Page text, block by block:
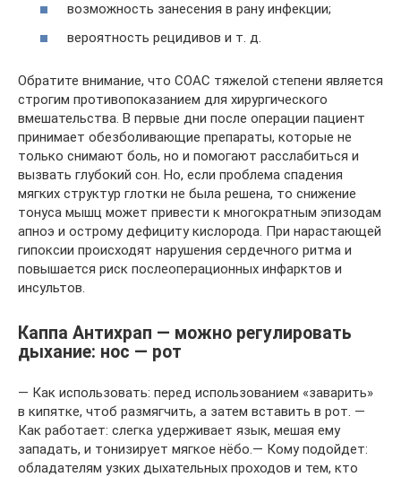
возможность занесения в рану инфекции;
вероятность рецидивов и т. д.
Обратите внимание, что СОАС тяжелой степени является
строгим противопоказанием для хирургического
вмешательства. В первые дни после операции пациент
принимает обезболивающие препараты, которые не
только снимают боль, но и помогают расслабиться и
вызвать глубокий сон. Но, если проблема спадения
мягких структур глотки не была решена, то снижение
тонуса мышц может привести к многократным эпизодам
апноэ и острому дефициту кислорода. При нарастающей
гипоксии происходят нарушения сердечного ритма и
повышается риск послеоперационных инфарктов и
инсультов.
Каппа Антихрап — можно регулировать
дыхание: нос — рот
— Как использовать: перед использованием «заварить»
в кипятке, чтоб размягчить, а затем вставить в рот. —
Как работает: слегка удерживает язык, мешая ему
западать, и тонизирует мягкое нёбо.— Кому подойдет:
обладателям узких дыхательных проходов и тем, кто